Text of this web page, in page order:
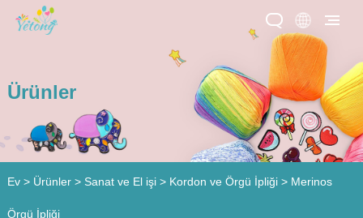
Ürünler
Ev > Ürünler> Sanat ve El işi> Kordon ve Örgü İpliği> Merinos
Örgü İpliği